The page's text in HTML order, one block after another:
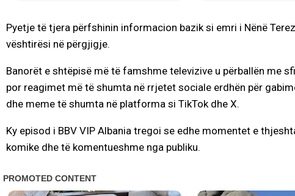
Pyetje të tjera përfshinin informacion bazik si emri i Nënë
vështirësi në përgjigje.
Banorët e shtëpisë më të famshme televizive u përballën me
por reagimet më të shumta në rrjetet sociale erdhën për
dhe meme të shumta në platforma si TikTok dhe X.
Ky episod i BBV VIP Albania tregoi se edhe momentet e
komike dhe të komentueshme nga publiku.